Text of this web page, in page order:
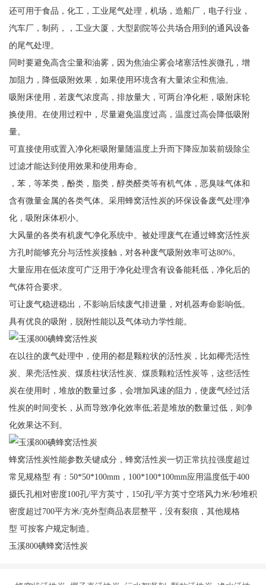
还可用于食品，化工，工业尾气处理，机场，造船厂，电子行业，
汽车厂，制药，，工业大厦，大型剧院等公共场合用到的通风设备
的尾气处理。
同时要避免高含尘量和油雾，因为焦油尘雾会堵塞活性炭微孔，增
加阻力，降低吸附效果，如果使用环境含有大量浓尘和焦油。
吸附床使用，若废气浓度高，排放量大，可两台净化柜，吸附床轮
换使用。在使用过程中，尽量避免温度过高，温度过高会降低吸附
量。
可直接使用或置入净化柜吸附量随温度上升而下降应加装前级除尘
过滤才能达到使用效果和使用寿命。
，苯，等苯类，酚类，脂类，醇类醛类等有机气体，恶臭味气体和
含有微量金属的各类气体。采用蜂窝活性炭的环保设备废气处理净
化，吸附床体积小。
大风量的各类有机废气净化系统中。被处理废气在通过蜂窝活性炭
方孔时能够充分与活性炭接触，对各种废气吸附效率可达80%。
大量应用在低浓度可广泛用于净化处理含有设备能耗低，净化后的
气体符合要求。
可让废气稳进稳出，不影响后续废气排进量，对机器寿命影响低。
具有优良的吸附，脱附性能以及气体动力学性能。
在以往的废气处理中，使用的都是颗粒状的活性炭，比如椰壳活性
炭、果壳活性炭、煤质柱状活性炭、煤质颗粒活性炭等，这些活性
炭在使用时，堆放的数量过多，会增加风速的阻力，使废气经过活
性炭的时间变长，从而导致净化效率低;若是堆放的数量过低，则净
化效果达不到。
蜂窝活性炭性能参数关键成分，蜂窝活性炭一切正常抗拉强度超过
常见规格型 有：50*50*100mm，100*100*100mm应用温度低于400
摄氏孔相对密度100孔/平方英寸，150孔/平方英寸空塔风力米/秒堆积
密度超过700平方米/克外型商品表层整平，没有裂痕，其他规格
型 可按客户规定制造。
玉溪800碘蜂窝活性炭